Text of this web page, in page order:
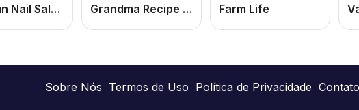
Girls Fun Nail Salon: Jogo de Manicure Online Grátis com Nail Art e Makeover Fashion Grandma Recipe Ramen: Jogo de Cozinhar Online Grátis de Ramen Caseiro para PC e Celular Farm Life
Sobre Nós Termos de Uso Política de Privacidade Contato